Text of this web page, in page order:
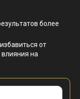
более
от
на